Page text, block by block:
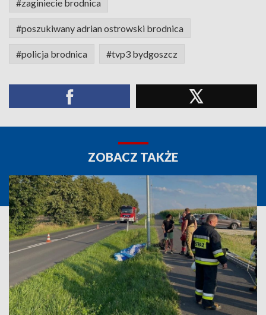
#zaginiecie brodnica
#poszukiwany adrian ostrowski brodnica
#policja brodnica #tvp3 bydgoszcz
ZOBACZ TAKŻE